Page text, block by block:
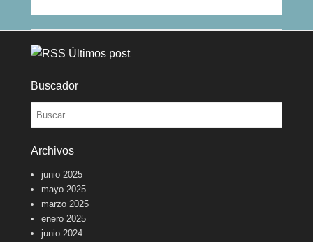
Últimos post
Buscador
Buscar
Archivos
junio 2025
mayo 2025
marzo 2025
enero 2025
junio 2024